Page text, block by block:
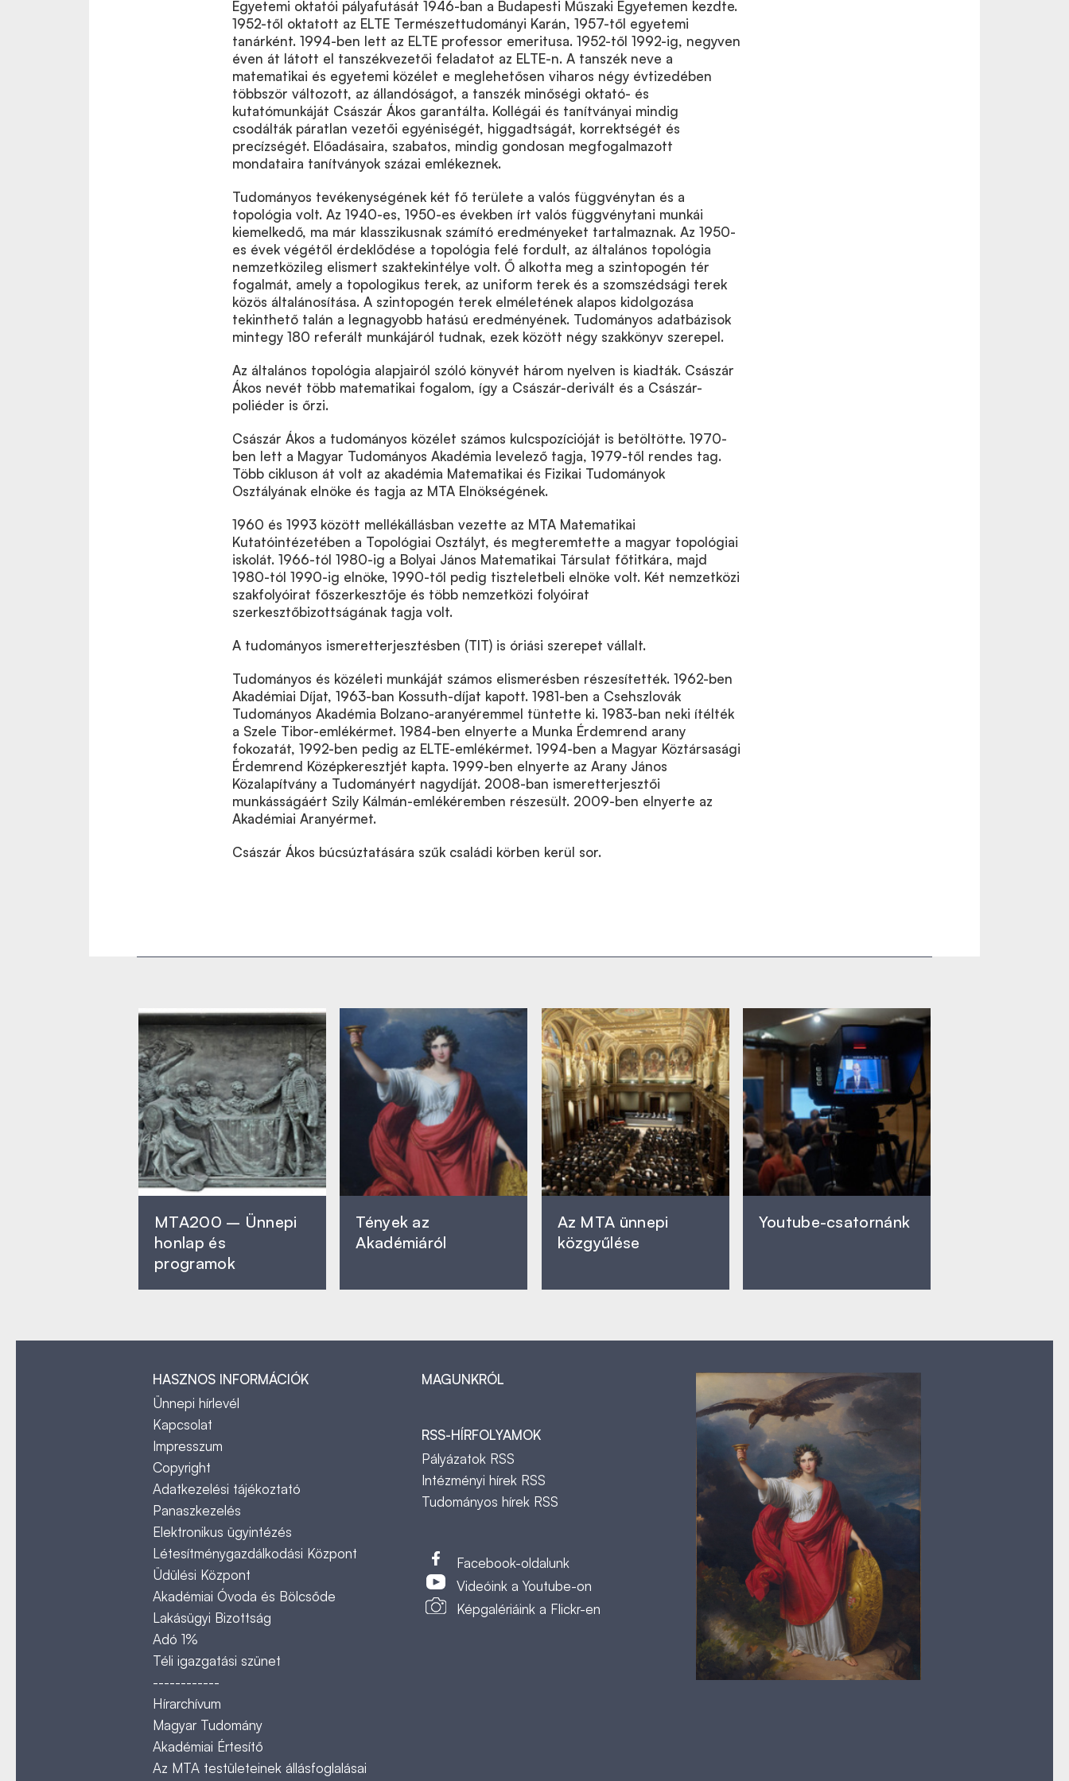
Egyetemi oktatói pályafutását 1946-ban a Budapesti Műszaki Egyetemen kezdte.
1952-től oktatott az ELTE Természettudományi Karán, 1957-től egyetemi
tanárként. 1994-ben lett az ELTE professor emeritusa. 1952-től 1992-ig, negyven
éven át látott el tanszékvezetői feladatot az ELTE-n. A tanszék neve a
matematikai és egyetemi közélet e meglehetősen viharos négy évtizedében
többször változott, az állandóságot, a tanszék minőségi oktató- és
kutatómunkáját Császár Ákos garantálta. Kollégái és tanítványai mindig
csodálták páratlan vezetői egyéniségét, higgadtságát, korrektségét és
precízségét. Előadásaira, szabatos, mindig gondosan megfogalmazott
mondataira tanítványok százai emlékeznek.
Tudományos tevékenységének két fő területe a valós függvénytan és a
topológia volt. Az 1940-es, 1950-es években írt valós függvénytani munkái
kiemelkedő, ma már klasszikusnak számító eredményeket tartalmaznak. Az 1950-
es évek végétől érdeklődése a topológia felé fordult, az általános topológia
nemzetközileg elismert szaktekintélye volt. Ő alkotta meg a szintopogén tér
fogalmát, amely a topologikus terek, az uniform terek és a szomszédsági terek
közös általánosítása. A szintopogén terek elméletének alapos kidolgozása
tekinthető talán a legnagyobb hatású eredményének. Tudományos adatbázisok
mintegy 180 referált munkájáról tudnak, ezek között négy szakkönyv szerepel.
Az általános topológia alapjairól szóló könyvét három nyelven is kiadták. Császár
Ákos nevét több matematikai fogalom, így a Császár-derivált és a Császár-
poliéder is őrzi.
Császár Ákos a tudományos közélet számos kulcspozícióját is betöltötte. 1970-
ben lett a Magyar Tudományos Akadémia levelező tagja, 1979-től rendes tag.
Több cikluson át volt az akadémia Matematikai és Fizikai Tudományok
Osztályának elnöke és tagja az MTA Elnökségének.
1960 és 1993 között mellékállásban vezette az MTA Matematikai
Kutatóintézetében a Topológiai Osztályt, és megteremtette a magyar topológiai
iskolát. 1966-tól 1980-ig a Bolyai János Matematikai Társulat főtitkára, majd
1980-tól 1990-ig elnöke, 1990-től pedig tiszteletbeli elnöke volt. Két nemzetközi
szakfolyóirat főszerkesztője és több nemzetközi folyóirat
szerkesztőbizottságának tagja volt.
A tudományos ismeretterjesztésben (TIT) is óriási szerepet vállalt.
Tudományos és közéleti munkáját számos elismerésben részesítették. 1962-ben
Akadémiai Díjat, 1963-ban Kossuth-díjat kapott. 1981-ben a Csehszlovák
Tudományos Akadémia Bolzano-aranyéremmel tüntette ki. 1983-ban neki ítélték
a Szele Tibor-emlékérmet. 1984-ben elnyerte a Munka Érdemrend arany
fokozatát, 1992-ben pedig az ELTE-emlékérmet. 1994-ben a Magyar Köztársasági
Érdemrend Középkeresztjét kapta. 1999-ben elnyerte az Arany János
Közalapítvány a Tudományért nagydíját. 2008-ban ismeretterjesztői
munkásságáért Szily Kálmán-emlékéremben részesült. 2009-ben elnyerte az
Akadémiai Aranyérmet.
Császár Ákos búcsúztatására szűk családi körben kerül sor.
MTA200 – Ünnepi
honlap és
programok
Tények az
Akadémiáról
Az MTA ünnepi
közgyűlése
Youtube-csatornánk
HASZNOS INFORMÁCIÓK
Ünnepi hírlevél
Kapcsolat
Impresszum
Copyright
Adatkezelési tájékoztató
Panaszkezelés
Elektronikus ügyintézés
Létesítménygazdálkodási Központ
Üdülési Központ
Akadémiai Óvoda és Bölcsőde
Lakásügyi Bizottság
Adó 1%
Téli igazgatási szünet
------------
Hírarchívum
Magyar Tudomány
Akadémiai Értesítő
Az MTA testületeinek állásfoglalásai
MAGUNKRÓL
RSS-HÍRFOLYAMOK
Pályázatok RSS
Intézményi hírek RSS
Tudományos hírek RSS
Facebook-oldalunk
Videóink a Youtube-on
Képgalériáink a Flickr-en